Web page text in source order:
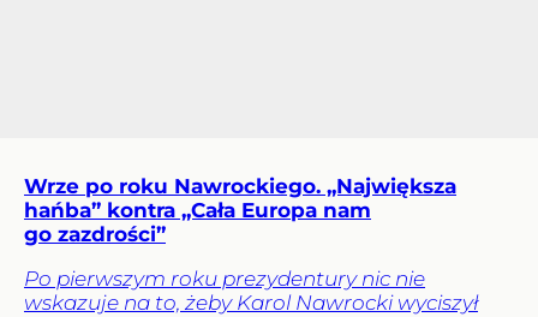
Wrze po roku Nawrockiego. „Największa
hańba” kontra „Cała Europa nam
go zazdrości”
Po pierwszym roku prezydentury nic nie
wskazuje na to, żeby Karol Nawrocki wyciszył